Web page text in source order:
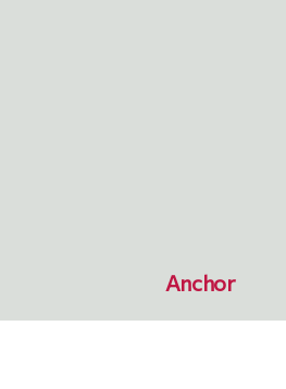
Anchor